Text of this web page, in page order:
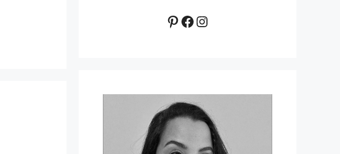
Pinterest
Facebook
Instagram